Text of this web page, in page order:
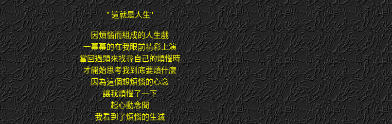
''這就是人生''
因煩惱而組成的人生戲
一幕幕的在我眼前精彩上演
當回過頭來找尋自己的煩惱時
才開始思考我到底要煩什麼
因為這個想煩惱的心念
讓我煩惱了一下
起心動念間
我看到了煩惱的生滅